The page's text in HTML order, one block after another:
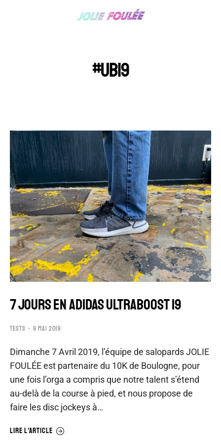
#UB19
7 JOURS EN ADIDAS ULTRABOOST 19
TESTS 9 MAI 2019
Dimanche 7 Avril 2019, l’équipe de salopards JOLIE
FOULÉE est partenaire du 10K de Boulogne, pour
une fois l’orga a compris que notre talent s’étend
au-delà de la course à pied, et nous propose de
faire les disc jockeys à…
LIRE L'ARTICLE